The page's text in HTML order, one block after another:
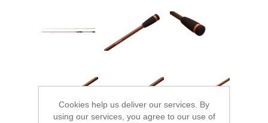
Аксессуары для лодок
Cookies help us deliver our services. By
using our services, you agree to our use of